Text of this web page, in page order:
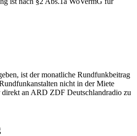
ist der monatliche Rundfunkbeitrag
nicht in der Miete
an ARD ZDF Deutschlandradio zu